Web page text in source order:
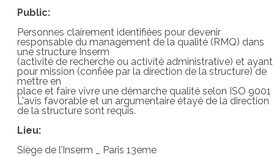
Public:
Personnes clairement identifiées pour devenir
responsable du management de la qualité (RMQ) dans
une structure Inserm
(activité de recherche ou activité administrative) et ayant
pour mission (confiée par la direction de la structure) de
mettre en
place et faire vivre une démarche qualité selon ISO 9001
L'avis favorable et un argumentaire étayé de la direction
de la structure sont requis.
Lieu:
Siège de l’Inserm _ Paris 13eme